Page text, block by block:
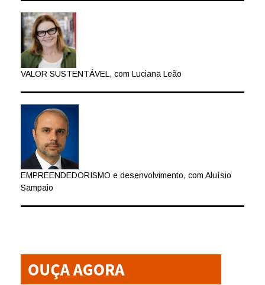
VALOR SUSTENTÁVEL, com Luciana Leão
EMPREENDEDORISMO e desenvolvimento, com Aluísio
Sampaio